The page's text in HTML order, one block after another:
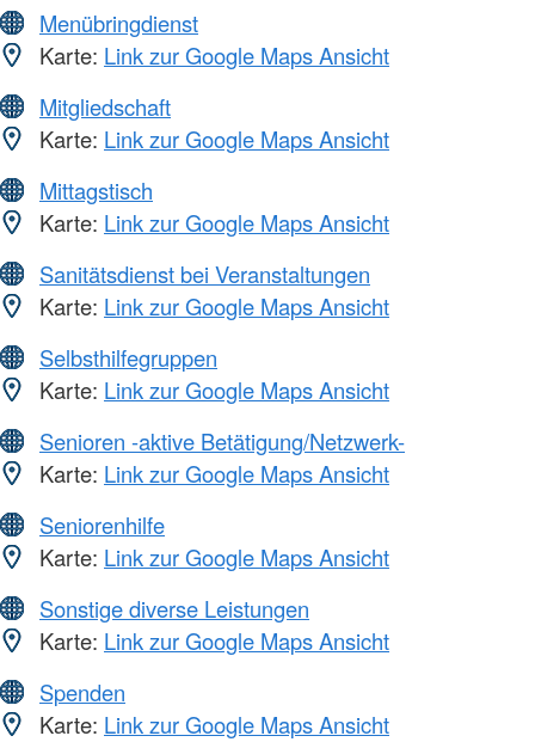
Menübringdienst
Karte: Link zur Google Maps Ansicht
Mitgliedschaft
Karte: Link zur Google Maps Ansicht
Mittagstisch
Karte: Link zur Google Maps Ansicht
Sanitätsdienst bei Veranstaltungen
Karte: Link zur Google Maps Ansicht
Selbsthilfegruppen
Karte: Link zur Google Maps Ansicht
Senioren -aktive Betätigung/Netzwerk-
Karte: Link zur Google Maps Ansicht
Seniorenhilfe
Karte: Link zur Google Maps Ansicht
Sonstige diverse Leistungen
Karte: Link zur Google Maps Ansicht
Spenden
Karte: Link zur Google Maps Ansicht